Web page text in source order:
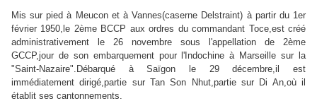
Mis sur pied à Meucon et à Vannes(caserne Delstraint) à partir du 1er
février 1950,le 2ème BCCP aux ordres du commandant Toce,est créé
administrativement le 26 novembre sous l'appellation de 2ème
GCCP,jour de son embarquement pour l'Indochine à Marseille sur la
"Saint-Nazaire".Débarqué à Saïgon le 29 décembre,il est
immédiatement dirigé,partie sur Tan Son Nhut,partie sur Di An,où il
établit ses cantonnements.